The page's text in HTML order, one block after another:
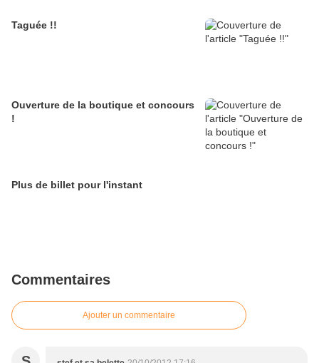
Taguée !!
Ouverture de la boutique et concours
!
Plus de billet pour l'instant
Commentaires
Ajouter un commentaire